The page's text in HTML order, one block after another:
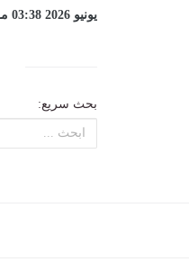
يونيو 2026 03:38 مـ
بحث سريع: